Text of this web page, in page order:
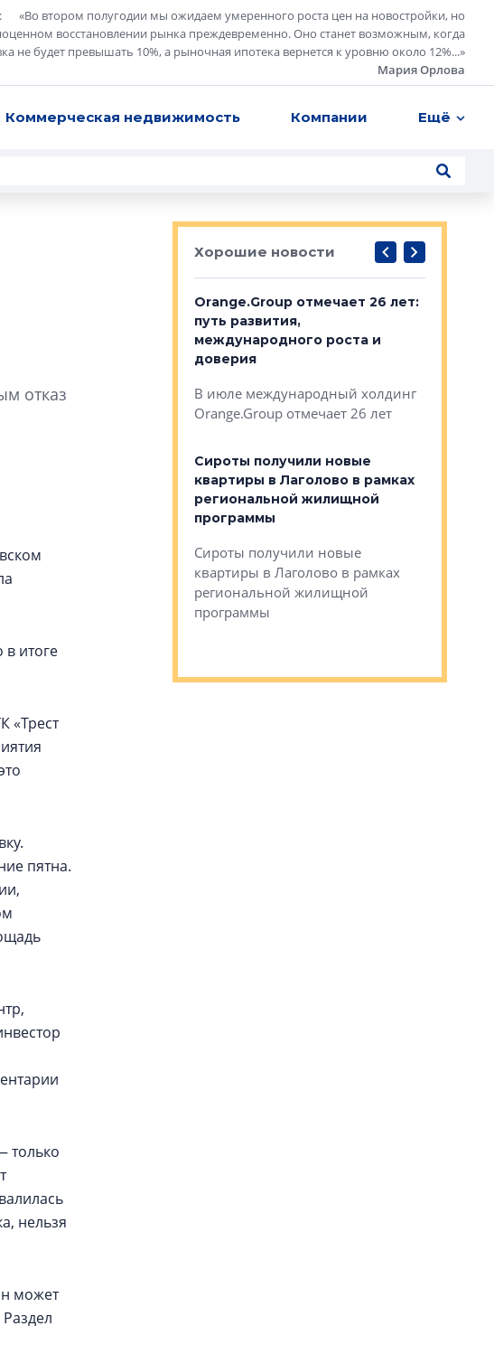
: «Во втором полугодии мы ожидаем умеренного роста цен на новостройки, но
восстановлении рынка преждевременно. Оно станет возможным, когда
не будет превышать 10%, а рыночная ипотека вернется к уровню около 12%...»
Мария Орлова
Коммерческая недвижимость Компании Ещё
отказ
итоге
«Трест
пятна.
только
нельзя
может
Хорошие новости
сезон творческого
строителей «Нам песня
районе
появился еще один
Orange.Group отмечает 26 лет:
путь развития,
международного роста и
доверия
В июле международный холдинг
Orange.Group отмечает 26 лет
Сироты получили новые
квартиры в Лаголово в рамках
региональной жилищной
программы
Сироты получили новые
квартиры в Лаголово в рамках
региональной жилищной
программы